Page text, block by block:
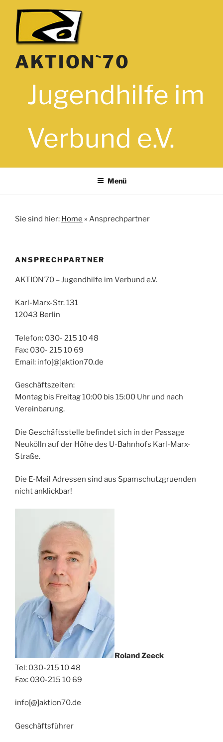
Inhalt
springen
AKTION`70
Jugendhilfe im
Verbund e.V.
Menü
Sie sind hier: Home » Ansprechpartner
ANSPRECHPARTNER
AKTION’70 – Jugendhilfe im Verbund e.V.
Karl-Marx-Str. 131
12043 Berlin
Telefon: 030- 215 10 48
Fax: 030- 215 10 69
Email: info[@]aktion70.de
Geschäftszeiten:
Montag bis Freitag 10:00 bis 15:00 Uhr und nach
Vereinbarung.
Die Geschäftsstelle befindet sich in der Passage
Neukölln auf der Höhe des U-Bahnhofs Karl-Marx-
Straße.
Die E-Mail Adressen sind aus Spamschutzgruenden
nicht anklickbar!
Roland Zeeck
Tel: 030-215 10 48
Fax: 030-215 10 69
info[@]aktion70.de
Geschäftsführer